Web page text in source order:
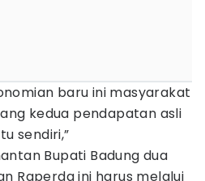
baru ini masyarakat
kedua pendapatan asli
sendiri,”
Bupati Badung dua
Raperda ini harus melalui